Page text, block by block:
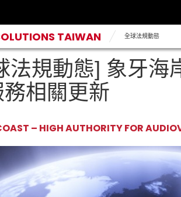
TAIWAN 全球法規動態
法規動態] 象牙海
務相關更新
– HIGH AUTHORITY FOR